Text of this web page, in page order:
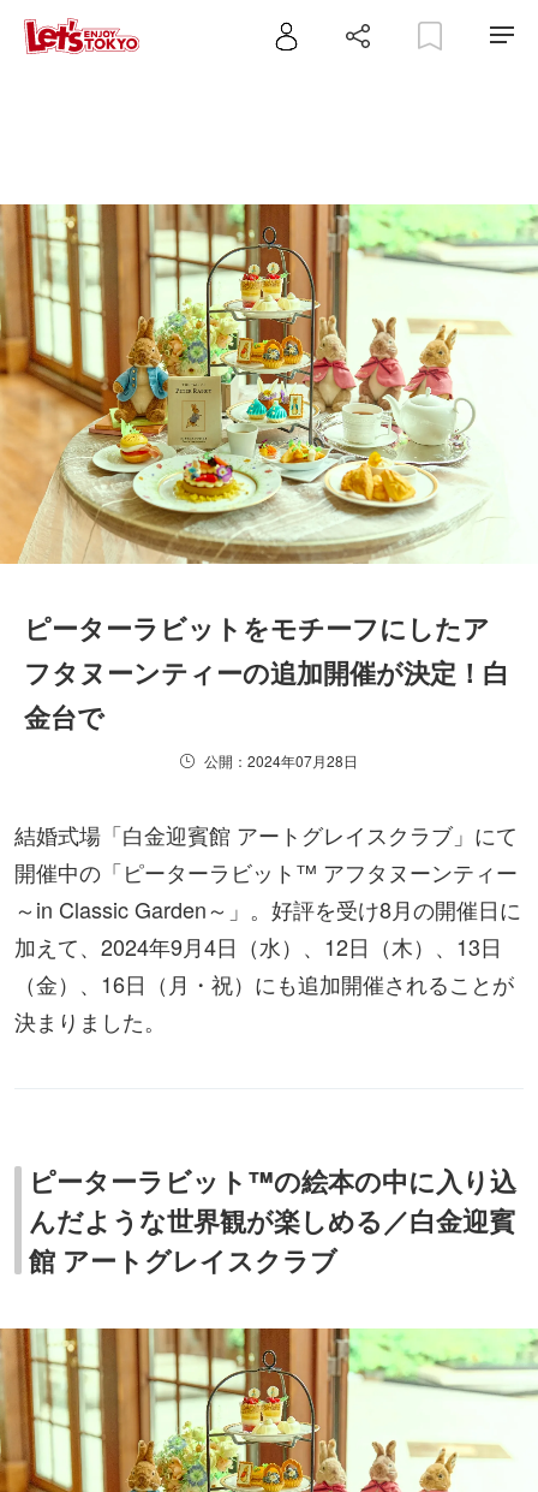
ピーターラビットをモチーフにしたア
フタヌーンティーの追加開催が決定！白
金台で
公開：2024年07月28日
結婚式場「白金迎賓館 アートグレイスクラブ」にて
開催中の「ピーターラビット™ アフタヌーンティー
～in Classic Garden～」。好評を受け8月の開催日に
加えて、2024年9月4日（水）、12日（木）、13日
（金）、16日（月・祝）にも追加開催されることが
決まりました。
ピーターラビット™の絵本の中に入り込
んだような世界観が楽しめる／白金迎賓
館 アートグレイスクラブ